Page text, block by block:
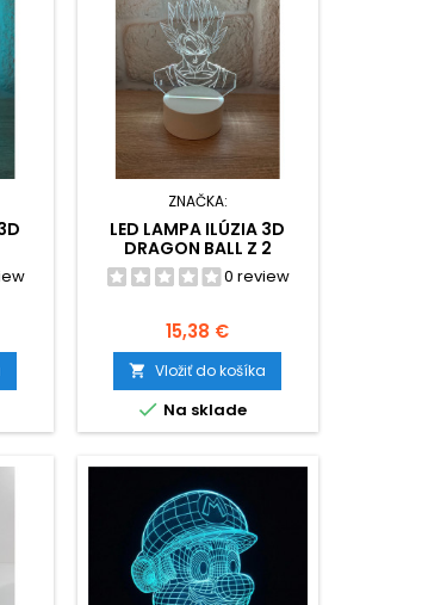
ZNAČKA:
LED LAMPA ILÚZIA 3D
DRAGON BALL Z 2
0 review
Cena
15,38 €
 Vložiť do košíka
 Na sklade